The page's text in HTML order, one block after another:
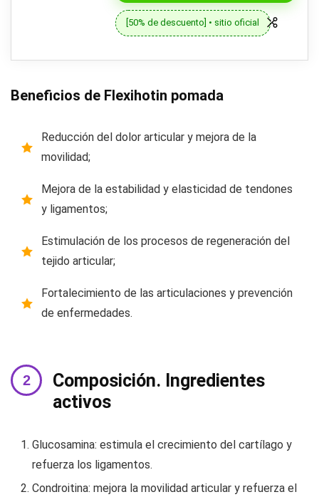
[50% de descuento] • sitio oficial
Beneficios de Flexihotin pomada
Reducción del dolor articular y mejora de la
movilidad;
Mejora de la estabilidad y elasticidad de tendones
y ligamentos;
Estimulación de los procesos de regeneración del
tejido articular;
Fortalecimiento de las articulaciones y prevención
de enfermedades.
Composición. Ingredientes
activos
Glucosamina: estimula el crecimiento del cartílago y
refuerza los ligamentos.
Condroitina: mejora la movilidad articular y refuerza el